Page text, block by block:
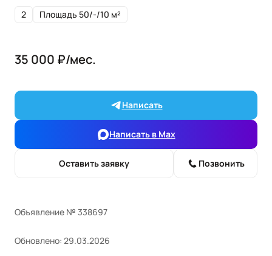
2 Площадь 50/-/10 м²
35 000 ₽/мес.
Написать
Написать в Max
Оставить заявку Позвонить
Объявление № 338697
Обновлено: 29.03.2026